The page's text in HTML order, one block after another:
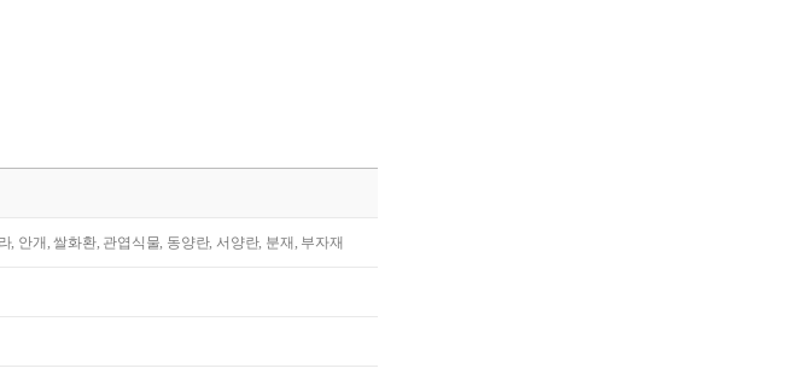
안개, 쌀화환, 관엽식물, 동양란, 서양란, 분재, 부자재